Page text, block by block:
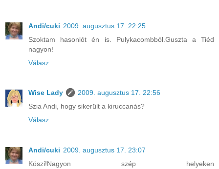
Andi/cuki 2009. augusztus 17. 22:25
Szoktam hasonlót én is. Pulykacombból.Guszta a Tiéd
nagyon!
Válasz
Wise Lady
2009. augusztus 17. 22:56
Szia Andi, hogy sikerült a kiruccanás?
Válasz
Andi/cuki 2009. augusztus 17. 23:07
Köszi!Nagyon szép helyeken